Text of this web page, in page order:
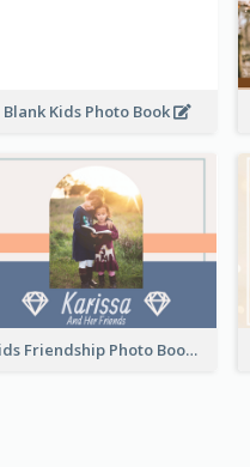
Blank Kids Photo Book
Kids Friendship Photo Book